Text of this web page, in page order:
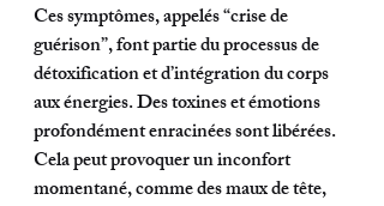
Ces symptômes, appelés “crise de
guérison”, font partie du processus de
détoxification et d’intégration du corps
aux énergies. Des toxines et émotions
profondément enracinées sont libérées.
Cela peut provoquer un inconfort
momentané, comme des maux de tête,